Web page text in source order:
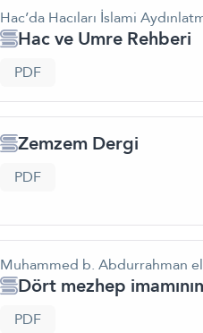
Hac’da Hacıları İslami
Hac ve Umre Rehberi
PDF
Zemzem Dergi
PDF
Muhammed b. Abdurrahman
Dört mezhep
PDF